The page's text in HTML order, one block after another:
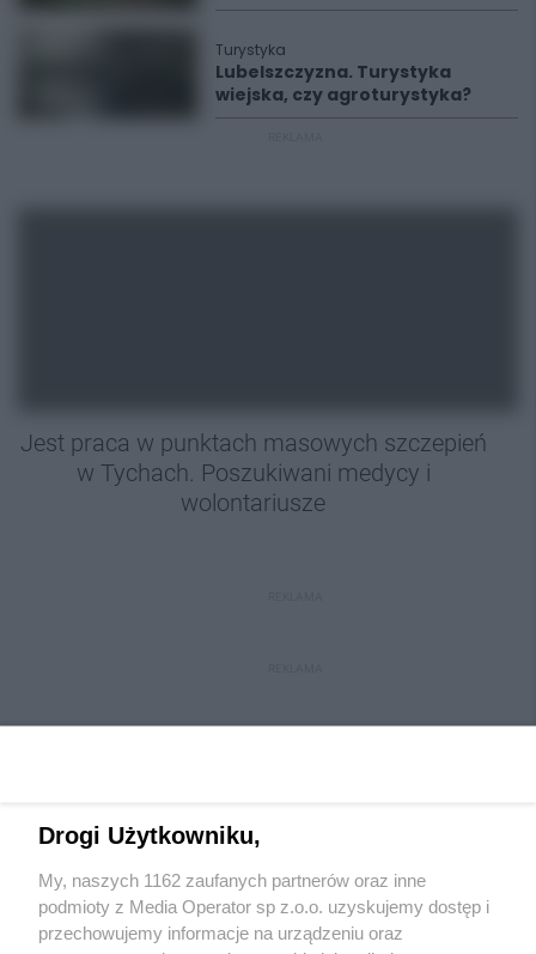
Turystyka
Lubelszczyzna. Turystyka
wiejska, czy agroturystyka?
Jest praca w punktach masowych szczepień
w Tychach. Poszukiwani medycy i
wolontariusze
Wydawca mediówlokalnych
Drogi Użytkowniku,
My, naszych 1162 zaufanych partnerów oraz inne
podmioty z Media Operator sp z.o.o. uzyskujemy dostęp i
przechowujemy informacje na urządzeniu oraz